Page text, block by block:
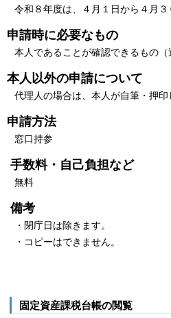
令和８年度は、４月１日から４月３
申請時に必要なもの
本人であることが確認できるもの（
本人以外の申請について
代理人の場合は、本人が自筆・押印
申請方法
窓口持参
手数料・自己負担など
無料
備考
・閉庁日は除きます。
・コピーはできません。
固定資産課税台帳の閲覧